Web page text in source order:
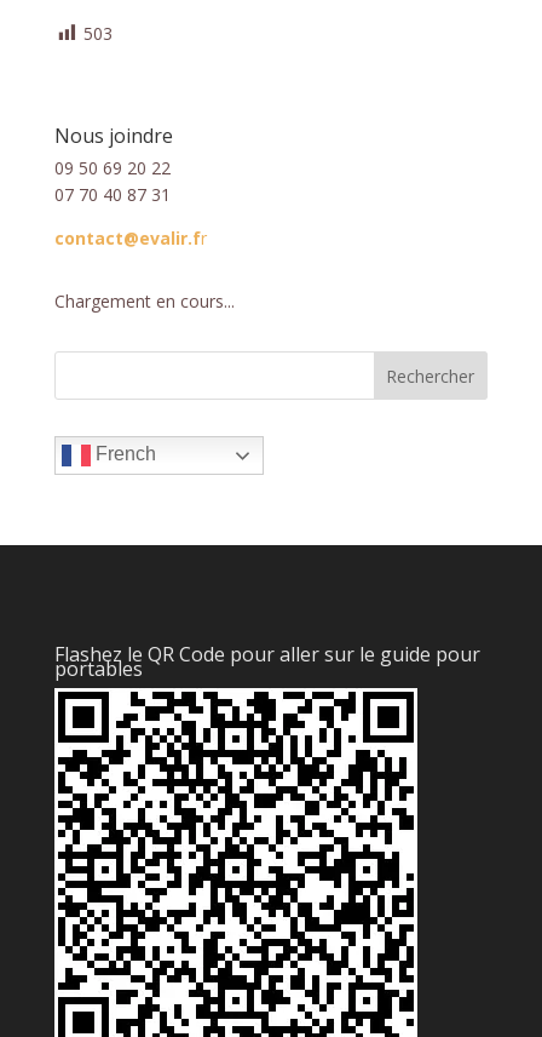
503
Nous joindre
09 50 69 20 22
07 70 40 87 31
contact@evalir.fr
Chargement en cours...
French
Flashez le QR Code pour aller sur le guide pour
portables